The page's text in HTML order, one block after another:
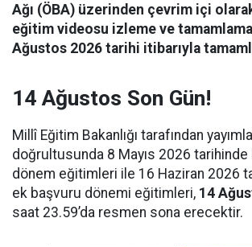
Ağı (ÖBA) üzerinden çevrim içi
eğitim videosu izleme ve
Ağustos 2026 tarihi itibarıyla
14 Ağustos Son Gün!
Millî Eğitim Bakanlığı tarafından
doğrultusunda 8 Mayıs 2026 tarihinde
dönem eğitimleri ile 16 Haziran 2026
ek başvuru dönemi eğitimleri, 14
saat 23.59’da resmen sona erecektir.